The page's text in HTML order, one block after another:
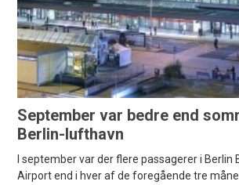
September var bedre end
Berlin-lufthavn
I september var der flere passagerer i Berlin
Airport end i hver af de foregående tre